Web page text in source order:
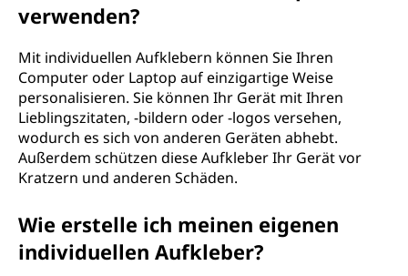
verwenden?
Mit individuellen Aufklebern können Sie Ihren
Computer oder Laptop auf einzigartige Weise
personalisieren. Sie können Ihr Gerät mit Ihren
Lieblingszitaten, -bildern oder -logos versehen,
wodurch es sich von anderen Geräten abhebt.
Außerdem schützen diese Aufkleber Ihr Gerät vor
Kratzern und anderen Schäden.
Wie erstelle ich meinen eigenen
individuellen Aufkleber?